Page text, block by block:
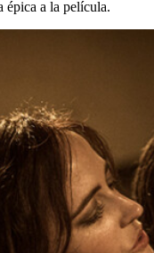
épica a la película.